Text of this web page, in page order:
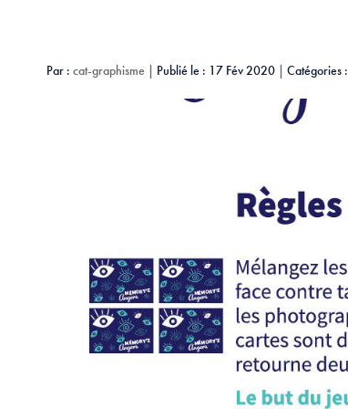
Par : cat-graphisme | Publié le : 17 Fév 2020 | Catégories :